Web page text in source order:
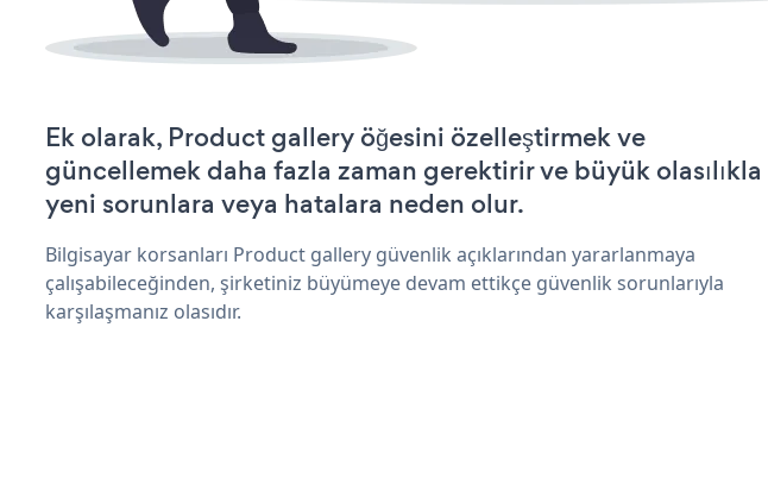
Ek olarak, Product gallery öğesini özelleştirmek ve
güncellemek daha fazla zaman gerektirir ve büyük olasılıkla
yeni sorunlara veya hatalara neden olur.
Bilgisayar korsanları Product gallery güvenlik açıklarından yararlanmaya
çalışabileceğinden, şirketiniz büyümeye devam ettikçe güvenlik sorunlarıyla
karşılaşmanız olasıdır.